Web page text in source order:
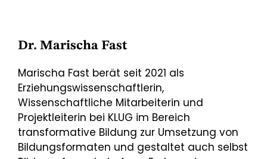
Dr. Marischa Fast
Marischa Fast berät seit 2021 als
Erziehungswissenschaftlerin,
Wissenschaftliche Mitarbeiterin und
Projektleiterin bei KLUG im Bereich
transformative Bildung zur Umsetzung von
Bildungsformaten und gestaltet auch selbst